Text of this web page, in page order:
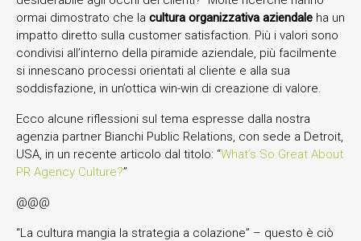
ormai dimostrato che la cultura organizzativa aziendale ha un
impatto diretto sulla customer satisfaction. Più i valori sono
condivisi all’interno della piramide aziendale, più facilmente
si innescano processi orientati al cliente e alla sua
soddisfazione, in un’ottica win-win di creazione di valore.
Ecco alcune riflessioni sul tema espresse dalla nostra
agenzia partner Bianchi Public Relations, con sede a Detroit,
USA, in un recente articolo dal titolo: “What’s So Great About
PR Agency Culture?”
@@@
“La cultura mangia la strategia a colazione” – questo è ciò